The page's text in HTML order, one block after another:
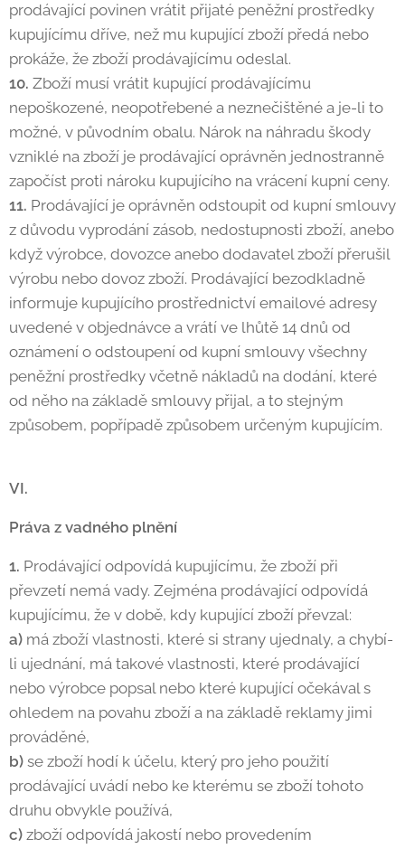
prodávající povinen vrátit přijaté peněžní prostředky
kupujícímu dříve, než mu kupující zboží předá nebo
prokáže, že zboží prodávajícímu odeslal.
10. Zboží musí vrátit kupující prodávajícímu
nepoškozené, neopotřebené a neznečištěné a je-li to
možné, v původním obalu. Nárok na náhradu škody
vzniklé na zboží je prodávající oprávněn jednostranně
započíst proti nároku kupujícího na vrácení kupní ceny.
11. Prodávající je oprávněn odstoupit od kupní smlouvy
z důvodu vyprodání zásob, nedostupnosti zboží, anebo
když výrobce, dovozce anebo dodavatel zboží přerušil
výrobu nebo dovoz zboží. Prodávající bezodkladně
informuje kupujícího prostřednictví emailové adresy
uvedené v objednávce a vrátí ve lhůtě 14 dnů od
oznámení o odstoupení od kupní smlouvy všechny
peněžní prostředky včetně nákladů na dodání, které
od něho na základě smlouvy přijal, a to stejným
způsobem, popřípadě způsobem určeným kupujícím.
VI.
Práva z vadného plnění
1. Prodávající odpovídá kupujícímu, že zboží při
převzetí nemá vady. Zejména prodávající odpovídá
kupujícímu, že v době, kdy kupující zboží převzal:
a) má zboží vlastnosti, které si strany ujednaly, a chybí-
li ujednání, má takové vlastnosti, které prodávající
nebo výrobce popsal nebo které kupující očekával s
ohledem na povahu zboží a na základě reklamy jimi
prováděné,
b) se zboží hodí k účelu, který pro jeho použití
prodávající uvádí nebo ke kterému se zboží tohoto
druhu obvykle používá,
c) zboží odpovídá jakostí nebo provedením